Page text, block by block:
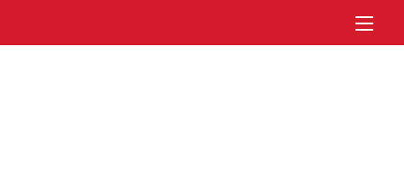
Externes Einsatzmittel:FF Bad